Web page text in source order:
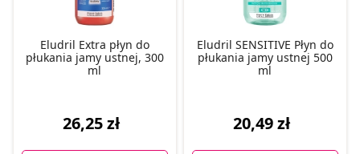
Eludril Extra płyn do
płukania jamy ustnej, 300
ml
26,25 zł
Eludril SENSITIVE Płyn do
płukania jamy ustnej 500
ml
20,49 zł